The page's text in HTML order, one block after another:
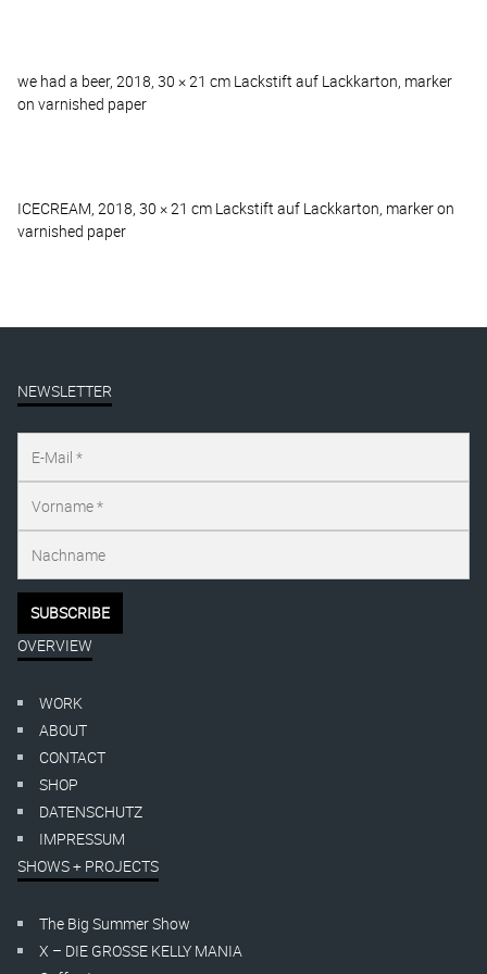
we had a beer, 2018, 30 × 21 cm Lackstift auf Lackkarton, marker
on varnished paper
ICECREAM, 2018, 30 × 21 cm Lackstift auf Lackkarton, marker on
varnished paper
NEWSLETTER
OVERVIEW
WORK
ABOUT
CONTACT
SHOP
DATENSCHUTZ
IMPRESSUM
SHOWS + PROJECTS
The Big Summer Show
X – DIE GROSSE KELLY MANIA